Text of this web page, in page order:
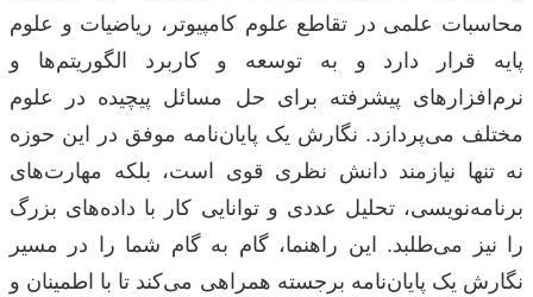
محاسبات علمی در تقاطع علوم کامپیوتر، ریاضیات و علوم
پایه قرار دارد و به توسعه و کاربرد الگوریتم‌ها و
نرم‌افزارهای پیشرفته برای حل مسائل پیچیده در علوم
مختلف می‌پردازد. نگارش یک پایان‌نامه موفق در این حوزه
نه تنها نیازمند دانش نظری قوی است، بلکه مهارت‌های
برنامه‌نویسی، تحلیل عددی و توانایی کار با داده‌های بزرگ
را نیز می‌طلبد. این راهنما، گام به گام شما را در مسیر
نگارش یک پایان‌نامه برجسته همراهی می‌کند تا با اطمینان و